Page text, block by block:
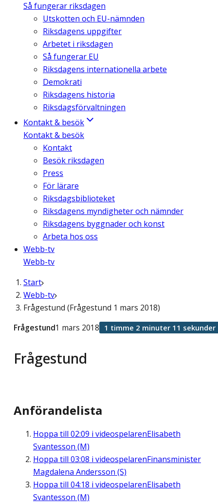
Så fungerar riksdagen
Utskotten och EU-nämnden
Riksdagens uppgifter
Arbetet i riksdagen
Så fungerar EU
Riksdagens internationella arbete
Demokrati
Riksdagens historia
Riksdagsförvaltningen
Kontakt & besök
Kontakt & besök
Kontakt
Besök riksdagen
Press
För lärare
Riksdagsbiblioteket
Riksdagens myndigheter och nämnder
Riksdagens byggnader och konst
Arbeta hos oss
Webb-tv
Webb-tv
Start
Webb-tv
Frågestund (Frågestund 1 mars 2018)
Frågestund
Frågestund1 mars 2018 1 timme 2 minuter 11 sekunder
Anförandelista
Hoppa till 02:09 i videospelarenElisabeth
Svantesson (M)
Hoppa till 03:08 i videospelarenFinansminister
Magdalena Andersson (S)
Hoppa till 04:18 i videospelarenElisabeth
Svantesson (M)